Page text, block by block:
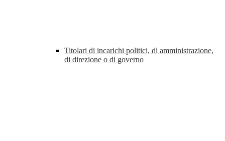
Titolari di incarichi politici, di amministrazione,
di direzione o di governo